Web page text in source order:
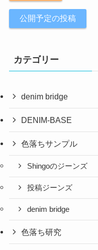
公開予定の投稿
カテゴリー
denim bridge
DENIM-BASE
色落ちサンプル
Shingoのジーンズ
投稿ジーンズ
denim bridge
色落ち研究